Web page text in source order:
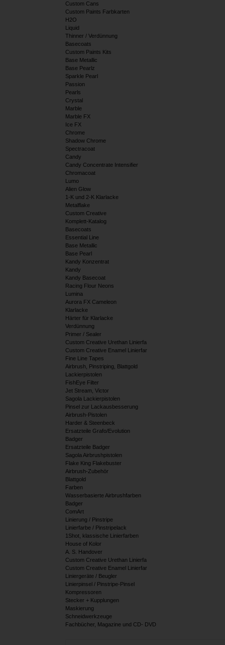
Custom Cans
Custom Paints Farbkarten
H2O
Liquid
Thinner / Verdünnung
Basecoats
Custom Paints Kits
Base Metallic
Base Pearlz
Sparkle Pearl
Passion
Pearls
Crystal
Marble
Marble FX
Ice FX
Chrome
Shadow Chrome
Spectracoat
Candy
Candy Concentrate Intensifier
Chromacoat
Lumo
Alien Glow
1-K und 2-K Klarlacke
Metalflake
Custom Creative
Komplett-Katalog
Basecoats
Essential Line
Base Metallic
Base Pearl
Kandy Konzentrat
Kandy
Kandy Basecoat
Racing Flour Neons
Lumina
Aurora FX Cameleon
Klarlacke
Härter für Klarlacke
Verdünnung
Primer / Sealer
Custom Creative Urethan Linierfa
Custom Creative Enamel Linierfar
Fine Line Tapes
Airbrush, Pinstriping, Blattgold
Lackierpistolen
FishEye Filter
Jet Stream, Victor
Sagola Lackierpistolen
Pinsel zur Lackausbesserung
Airbrush-Pistolen
Harder & Steenbeck
Ersatzteile Grafo/Evolution
Badger
Ersatzteile Badger
Sagola Airbrushpistolen
Flake King Flakebuster
Airbrush-Zubehör
Blattgold
Farben
Wasserbasierte Airbrushfarben
Badger
ComArt
Linierung / Pinstripe
Linierfarbe / Pinstripelack
1Shot, klassische Linierfarben
House of Kolor
A. S. Handover
Custom Creative Urethan Linierfa
Custom Creative Enamel Linierfar
Liniergeräte / Beugler
Linierpinsel / Pinstripe-Pinsel
Kompressoren
Stecker + Kupplungen
Maskierung
Schneidwerkzeuge
Fachbücher, Magazine und CD- DVD